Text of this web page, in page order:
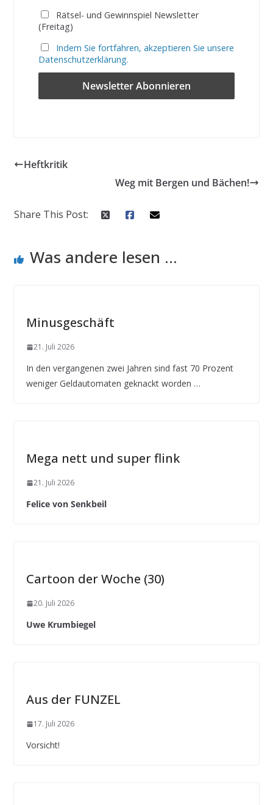
Rätsel- und Gewinnspiel Newsletter
(Freitag)
Indem Sie fortfahren, akzeptieren Sie unsere
Datenschutzerklärung.
Heftkritik
Weg mit Bergen und Bächen!
Share This Post:
Was andere lesen ...
Minusgeschäft
21. Juli 2026
In den vergangenen zwei Jahren sind fast 70 Prozent
weniger Geldautomaten geknackt worden …
Mega nett und super flink
21. Juli 2026
Felice von Senkbeil
Cartoon der Woche (30)
20. Juli 2026
Uwe Krumbiegel
Aus der FUNZEL
17. Juli 2026
Vorsicht!